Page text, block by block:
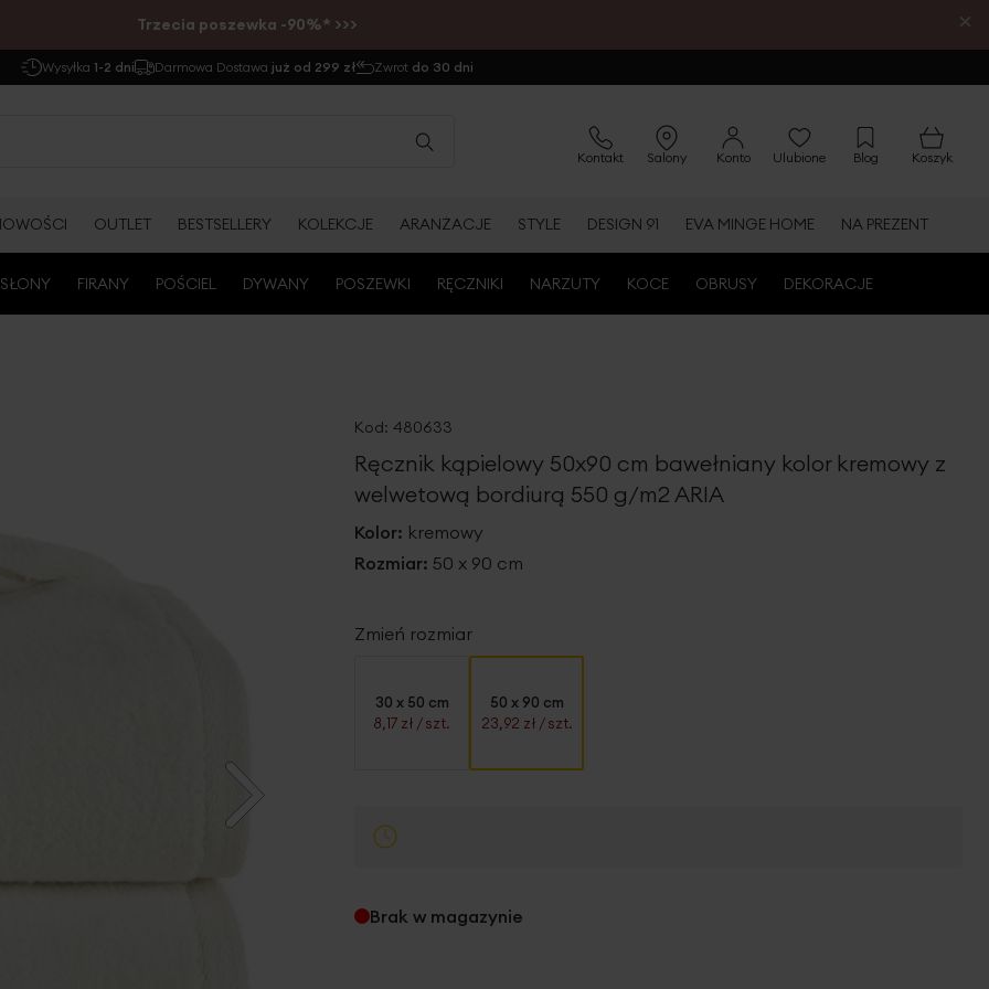
Trzecia poszewka -90%* >>> ×
Wysyłka 1-2 dni Darmowa Dostawa już od 299 zł Zwrot do 30 dni
Kontakt Salony Konto Ulubione Blog Koszyk
OUTLET BESTSELLERY KOLEKCJE ARANŻACJE STYLE DESIGN 91 EVA MINGE HOME NA PREZENT
FIRANY POŚCIEL DYWANY POSZEWKI RĘCZNIKI NARZUTY KOCE OBRUSY DEKORACJE
Kod: 480633
Ręcznik kąpielowy 50x90 cm bawełniany kolor kremowy z
welwetową bordiurą 550 g/m2 ARIA
Kolor: kremowy
Rozmiar: 50 x 90 cm
Zmień rozmiar
30 x 50 cm
8,17 zł / szt.
50 x 90 cm
23,92 zł / szt.
Brak w magazynie